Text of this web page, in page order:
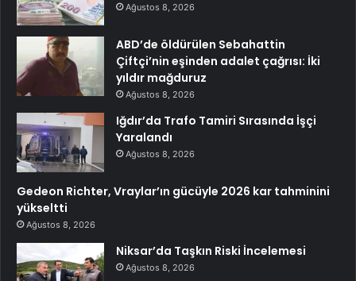
Ağustos 8, 2026
ABD’de öldürülen Sebahattin
Çiftçi’nin eşinden adalet çağrısı: İki
yıldır mağduruz
Ağustos 8, 2026
Iğdır’da Trafo Tamiri Sırasında İşçi
Yaralandı
Ağustos 8, 2026
Gedeon Richter, Vraylar’ın gücüyle 2026 kar tahminini
yükseltti
Ağustos 8, 2026
Niksar’da Taşkın Riski İncelemesi
Ağustos 8, 2026